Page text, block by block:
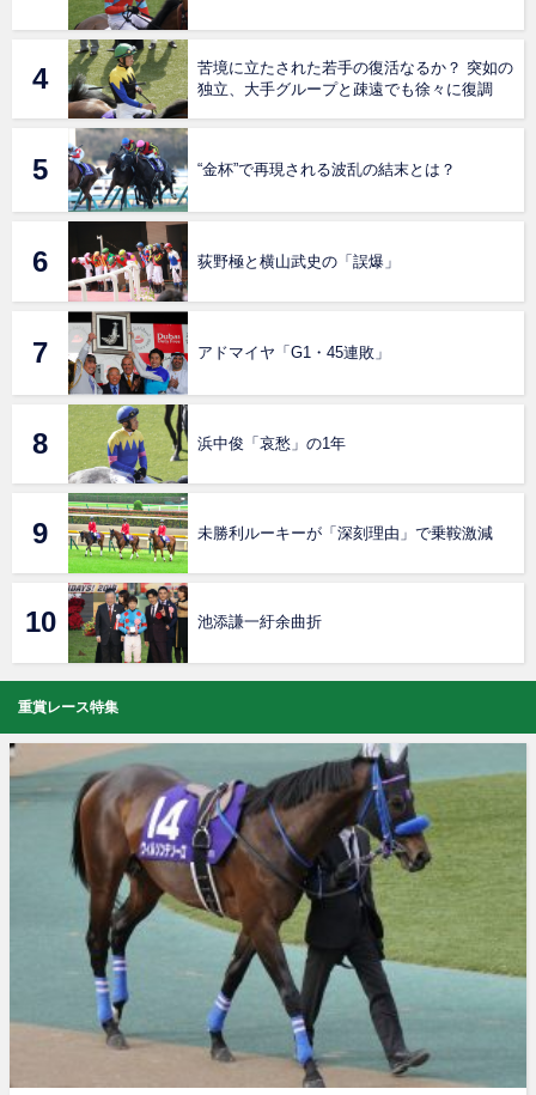
苦境に立たされた若手の復活なるか？ 突如の
独立、大手グループと疎遠でも徐々に復調
“金杯”で再現される波乱の結末とは？
荻野極と横山武史の「誤爆」
アドマイヤ「G1・45連敗」
浜中俊「哀愁」の1年
未勝利ルーキーが「深刻理由」で乗鞍激減
池添謙一紆余曲折
重賞レース特集